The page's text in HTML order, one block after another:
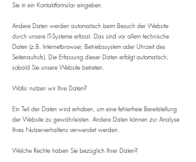
Sie in ein Kontaktformular eingeben.
Andere Daten werden automatisch beim Besuch der Website
durch unsere IT-Systeme erfasst. Das sind vor allem technische
Daten (z.B. Internetbrowser, Betriebssystem oder Uhrzeit des
Seitenaufrufs). Die Erfassung dieser Daten erfolgt automatisch,
sobald Sie unsere Website betreten.
Wofür nutzen wir Ihre Daten?
Ein Teil der Daten wird erhoben, um eine fehlerfreie Bereitstellung
der Website zu gewährleisten. Andere Daten können zur Analyse
Ihres Nutzerverhaltens verwendet werden.
Welche Rechte haben Sie bezüglich Ihrer Daten?